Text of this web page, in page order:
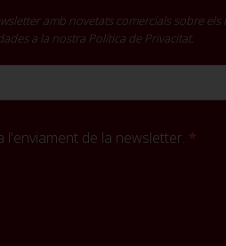
amb novetats comercials sobre els
a la nostra Política de Privacitat.
de la newsletter.